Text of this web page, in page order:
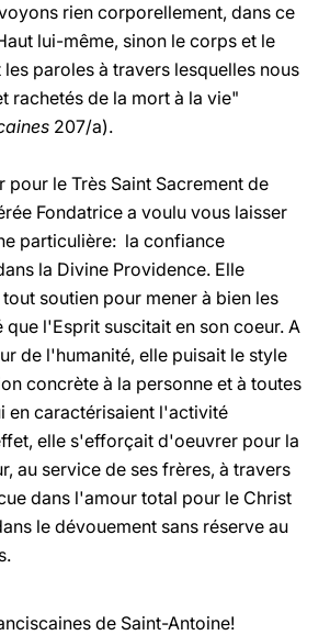
rien corporellement, dans ce
lui-même, sinon le corps et le
les paroles à travers lesquelles nous
rachetés de la mort à la vie"
207/a).
le Très Saint Sacrement de
Fondatrice a voulu vous laisser
particulière: la confiance
la Divine Providence. Elle
soutien pour mener à bien les
l'Esprit suscitait en son coeur. A
de l'humanité, elle puisait le style
concrète à la personne et à toutes
en caractérisaient l'activité
elle s'efforçait d'oeuvrer pour la
au service de ses frères, à travers
dans l'amour total pour le Christ
le dévouement sans réserve au
de Saint-Antoine!